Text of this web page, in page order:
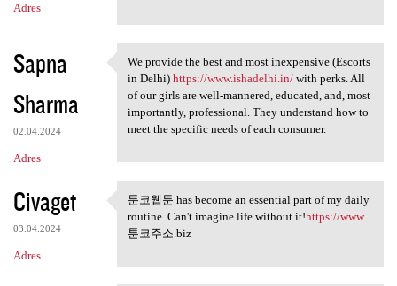
Adres
Sapna
Sharma
02.04.2024
Adres
We provide the best and most
We provide the best and most inexpensive (Escorts
in Delhi) https://www.ishadelhi.in/with perks. All
of our girls are well-mannered, educated, and, most
importantly, professional. They understand how to
meet the specific needs of each consumer.
Civaget
03.04.2024
Adres
툰코웹툰 has become an essential
툰코웹툰 has become an essential part of my daily
routine. Can't imagine life without it!https://www.
툰코주소.biz